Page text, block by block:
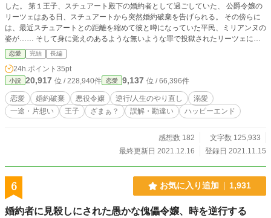
した。 第１王子、スチュアート殿下の婚約者として過ごしていた、 公爵令嬢の
リーツェはある日、スチュアートから突然婚約破棄を告げられる。 その傍らに
は、最近スチュアートとの距離を縮めて彼と噂になっていた平民、ミリアンヌの
姿が…… そして身に覚えのあるような無いような罪で投獄されたリーツェに待
っていたのは、まさかの処刑処分で── そうして死んだはずのリーツェが目を覚
ますと１年前に時が戻っていた！ 理由は分からないけれど、やり直せるという
のなら…… 同じ道を歩まず“悪役令嬢”と呼ばれる存在にならなければいい！ そ
う決意し、過去の記憶を頼りに以前とは違う行動を取ろうとするリーツェ。 だ
けど、何故か過去と違う行動をする人が他にもいて─── あれ？ 知らないわよ、
こんなの……聞いてない！
恋愛 完結 長編
24h.ポイント 35pt
小説 20,917 位 / 228,940件 恋愛 9,137 位 / 66,396件
恋愛 婚約破棄 悪役令嬢 逆行/人生のやり直し
溺愛
一途・片想い
王子 ざまぁ？ 誤解・勘違い ハッピーエンド
感想数 182
文字数 125,933
最終更新日 2021.12.16
登録日 2021.11.15
6 お気に入り追加 1,931
婚約者に見殺しにされた愚かな傀儡令嬢、時を逆行する